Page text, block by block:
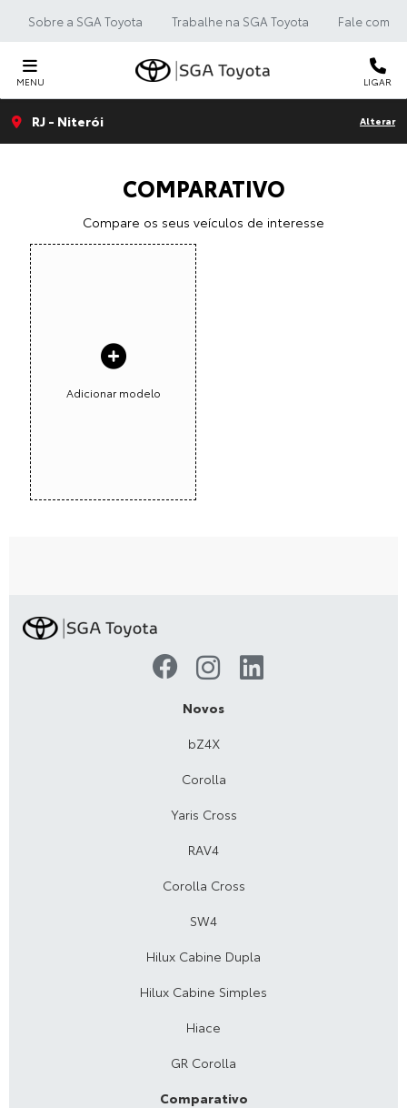
Sobre a SGA Toyota Trabalhe na SGA Toyota Fale com a
MENU LIGAR
RJ - Niterói Alterar
COMPARATIVO
Compare os seus veículos de interesse
Adicionar modelo
Novos
bZ4X
Corolla
Yaris Cross
RAV4
Corolla Cross
SW4
Hilux Cabine Dupla
Hilux Cabine Simples
Hiace
GR Corolla
Comparativo